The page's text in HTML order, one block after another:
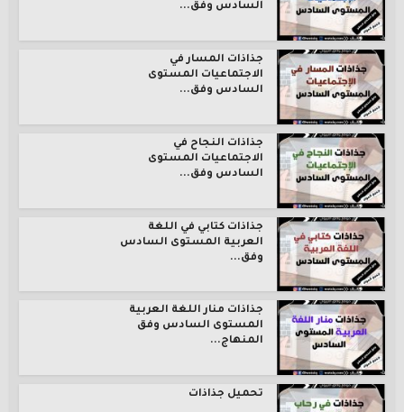
السادس وفق...
جذاذات المسار في
الاجتماعيات المستوى
السادس وفق...
جذاذات النجاح في
الاجتماعيات المستوى
السادس وفق...
جذاذات كتابي في اللغة
العربية المستوى السادس
وفق...
جذاذات منار اللغة العربية
المستوى السادس وفق
المنهاج...
تحميل جذاذات